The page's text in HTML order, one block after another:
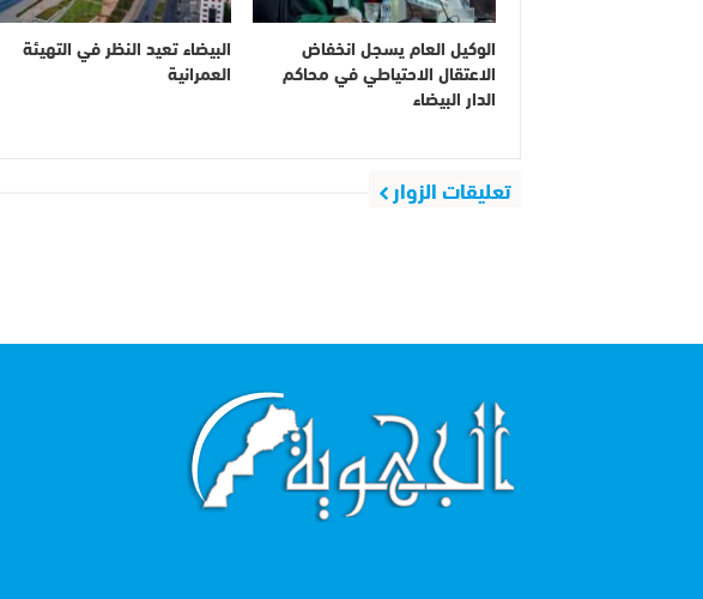
الوكيل العام يسجل انخفاض
الاعتقال الاحتياطي في محاكم
الدار البيضاء
البيضاء تعيد النظر في التهيئة
العمرانية
تعليقات الزوار